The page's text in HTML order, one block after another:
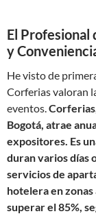
El Profesional
y
He visto de
Corferias valoran
eventos.
Bogotá, atrae
expositores. Es
duran varios días
servicios de
hotelera en
superar el 85%,